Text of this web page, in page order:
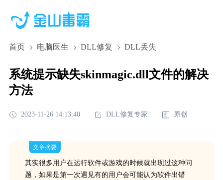
首页 电脑医生 DLL修复 DLL丢失
系统提示缺失skinmagic.dll文件的解决
方法
2023-11-26 14:13:40 DLL修复专家 原创
文章摘要
其实很多用户在运行软件或游戏的时候就出现过这种问
题，如果是第一次遇见有的用户会可能认为软件出错